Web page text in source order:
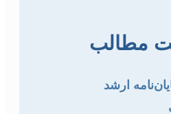
مطالب
ارشد